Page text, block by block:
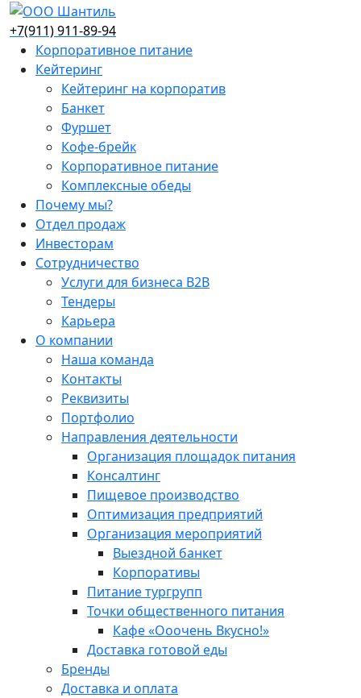
+7(911) 911-89-94
Корпоративное питание
Кейтеринг
Кейтеринг на корпоратив
Банкет
Фуршет
Кофе-брейк
Корпоративное питание
Комплексные обеды
Почему мы?
Отдел продаж
Инвесторам
Сотрудничество
Услуги для бизнеса B2B
Тендеры
Карьера
О компании
Наша команда
Контакты
Реквизиты
Портфолио
Направления деятельности
Организация площадок питания
Консалтинг
Пищевое производство
Оптимизация предприятий
Организация мероприятий
Выездной банкет
Корпоративы
Питание тургрупп
Точки общественного питания
Кафе «Ооочень Вкусно!»
Доставка готовой еды
Бренды
Доставка и оплата